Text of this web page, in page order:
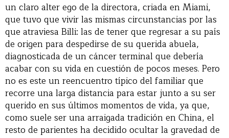
un claro alter ego de la directora, criada en Miami,
que tuvo que vivir las mismas circunstancias por las
que atraviesa Billi: las de tener que regresar a su país
de origen para despedirse de su querida abuela,
diagnosticada de un cáncer terminal que debería
acabar con su vida en cuestión de pocos meses. Pero
no es este un reencuentro típico del familiar que
recorre una larga distancia para estar junto a su ser
querido en sus últimos momentos de vida, ya que,
como suele ser una arraigada tradición en China, el
resto de parientes ha decidido ocultar la gravedad de